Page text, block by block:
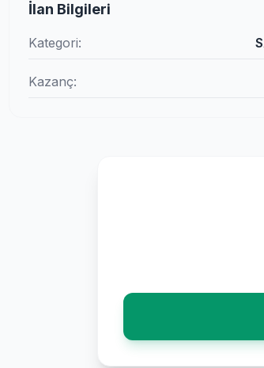
İlan Bilgileri
Kategori:
Kazanç: